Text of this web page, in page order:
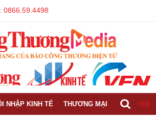
0866.59.4498
NHẬP KINH TẾ THƯƠNG MẠI CÔNG